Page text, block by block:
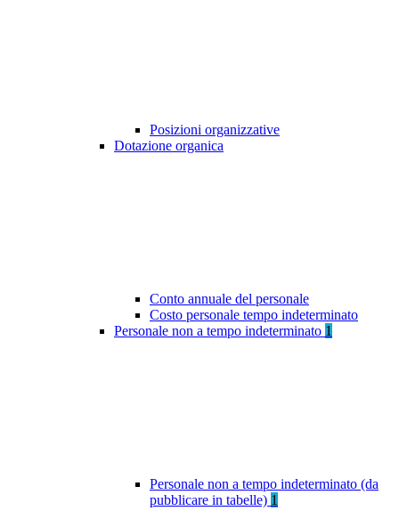
Posizioni organizzative
Dotazione organica
Conto annuale del personale
Costo personale tempo indeterminato
Personale non a tempo indeterminato 1
Personale non a tempo indeterminato (da
pubblicare in tabelle) 1